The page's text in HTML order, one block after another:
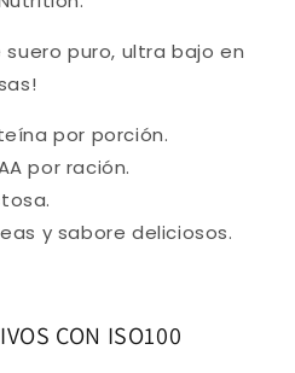
puro, ultra bajo en
por porción.
por ración.
y sabore deliciosos.
CON ISO100